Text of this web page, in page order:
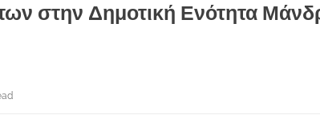
στην Δημοτική Ενότητα